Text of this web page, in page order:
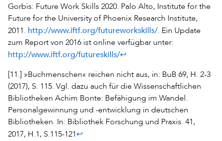
Gorbis: Future Work Skills 2020. Palo Alto, Institute for the
Future for the University of Phoenix Research Institute,
2011. http://www.iftf.org/futureworkskills/. Ein Update
zum Report von 2016 ist online verfügbar unter:
http://www.iftf.org/futureskills/↩
[11.] »Buchmenschen« reichen nicht aus, in: BuB 69, H. 2-3
(2017), S. 115. Vgl. dazu auch für die Wissenschaftlichen
Bibliotheken Achim Bonte: Befähigung im Wandel.
Personalgewinnung und -entwicklung in deutschen
Bibliotheken. In: Bibliothek Forschung und Praxis. 41,
2017, H.1, S.115-121↩